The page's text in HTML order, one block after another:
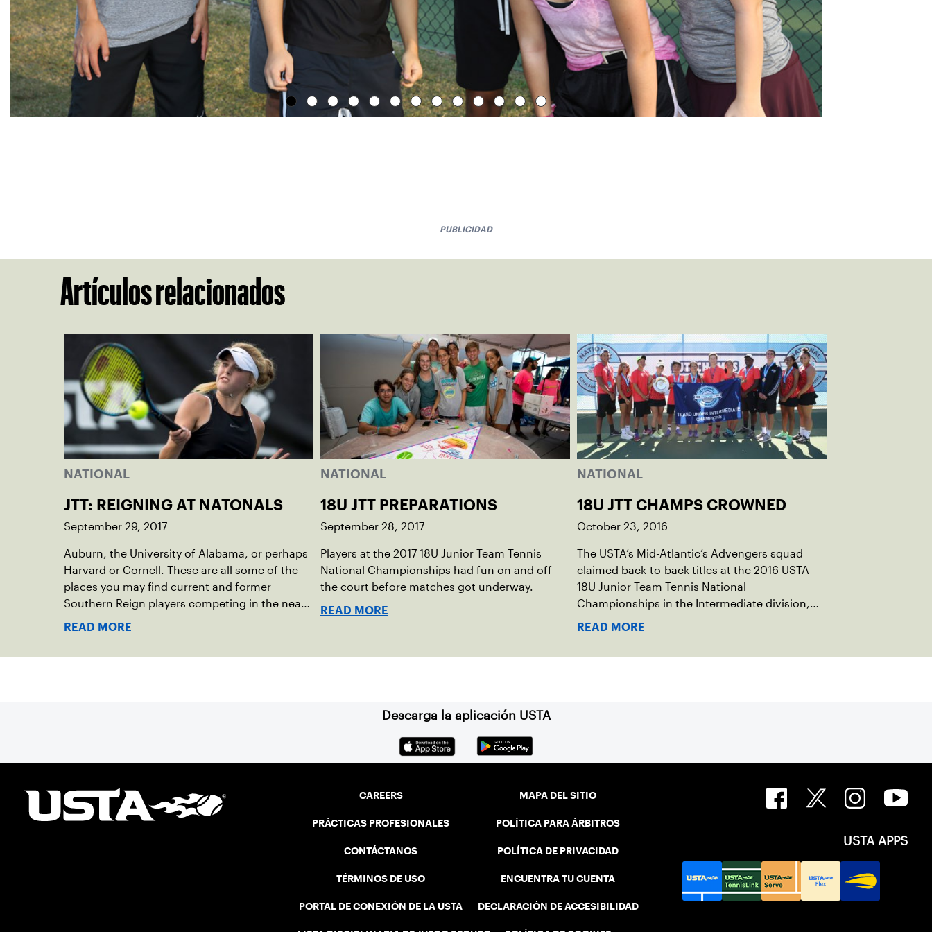
PUBLICIDAD
Artículos relacionados
NATIONAL
JTT: REIGNING AT NATONALS
September 29, 2017
Auburn, the University of Alabama, or perhaps
Harvard or Cornell. These are all some of the
places you may find current and former
Southern Reign players competing in the near
future.
READ MORE
NATIONAL
18U JTT PREPARATIONS
September 28, 2017
Players at the 2017 18U Junior Team Tennis
National Championships had fun on and off
the court before matches got underway.
READ MORE
NATIONAL
18U JTT CHAMPS CROWNED
October 23, 2016
The USTA’s Mid-Atlantic’s Advengers squad
claimed back-to-back titles at the 2016 USTA
18U Junior Team Tennis National
Championships in the Intermediate division,
while SDUTA, Inc. captured a title in the
READ MORE
Descarga la aplicación USTA
CAREERS
PRÁCTICAS PROFESIONALES
CONTÁCTANOS
TÉRMINOS DE USO
PORTAL DE CONEXIÓN DE LA USTA
MAPA DEL SITIO
POLÍTICA PARA ÁRBITROS
POLÍTICA DE PRIVACIDAD
ENCUENTRA TU CUENTA
DECLARACIÓN DE ACCESIBILIDAD
USTA APPS